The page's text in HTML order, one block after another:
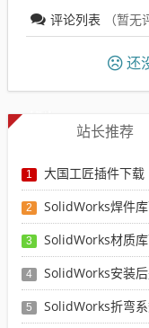
评论列表 （暂无
还
站长推荐
1 大国工匠插件下载
2 SolidWorks焊件库下
3 SolidWorks材质
4 SolidWorks安装后别着
5 SolidWorks折弯